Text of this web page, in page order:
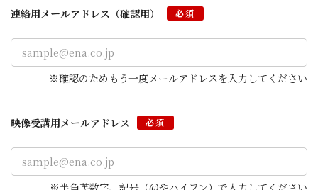
します）
連絡用メールアドレス （確認用） 必須
※確認のためもう一度メールアドレスを入力してください
映像受講用メールアドレス 必須